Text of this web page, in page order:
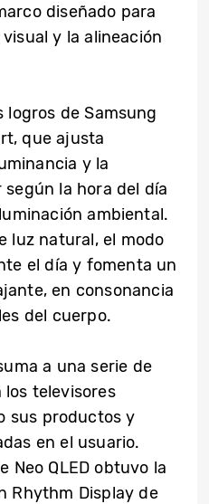
diseñado para
y la alineación
logros de Samsung
que ajusta
y la
la hora del día
ambiental.
luz natural, el modo
el día y fomenta un
en consonancia
del cuerpo.
a una serie de
televisores
sus productos y
en el usuario.
Neo QLED obtuvo la
Rhythm Display de